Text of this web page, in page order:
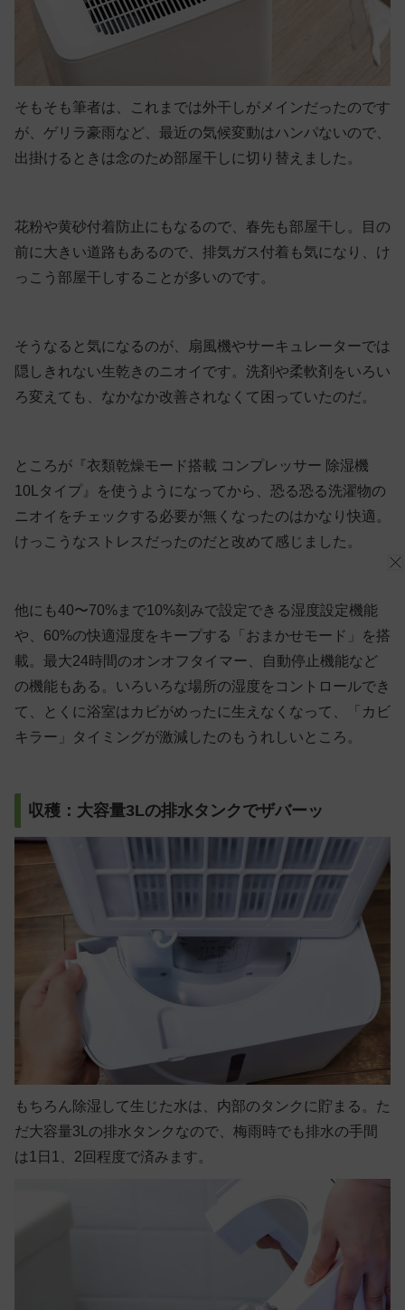
そもそも筆者は、これまでは外干しがメインだったのです
が、ゲリラ豪雨など、最近の気候変動はハンパないので、
出掛けるときは念のため部屋干しに切り替えました。
花粉や黄砂付着防止にもなるので、春先も部屋干し。目の
前に大きい道路もあるので、排気ガス付着も気になり、け
っこう部屋干しすることが多いのです。
そうなると気になるのが、扇風機やサーキュレーターでは
隠しきれない生乾きのニオイです。洗剤や柔軟剤をいろい
ろ変えても、なかなか改善されなくて困っていたのだ。
ところが『衣類乾燥モード搭載 コンプレッサー 除湿機
10Lタイプ』を使うようになってから、恐る恐る洗濯物の
ニオイをチェックする必要が無くなったのはかなり快適。
けっこうなストレスだったのだと改めて感じました。
他にも40〜70%まで10%刻みで設定できる湿度設定機能
や、60%の快適湿度をキープする「おまかせモード」を搭
載。最大24時間のオンオフタイマー、自動停止機能など
の機能もある。いろいろな場所の湿度をコントロールでき
て、とくに浴室はカビがめったに生えなくなって、「カビ
キラー」タイミングが激減したのもうれしいところ。
収穫：大容量3Lの排水タンクでザバーッ
もちろん除湿して生じた水は、内部のタンクに貯まる。た
だ大容量3Lの排水タンクなので、梅雨時でも排水の手間
は1日1、2回程度で済みます。